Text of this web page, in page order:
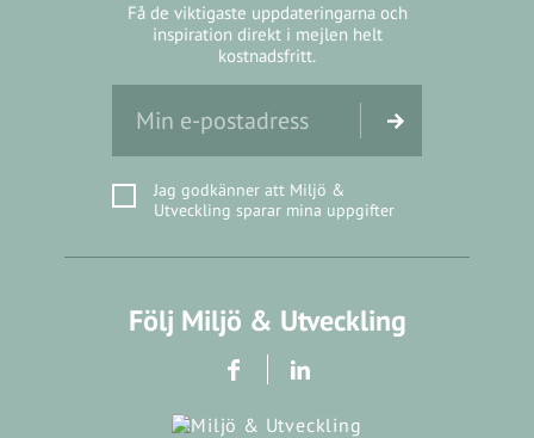
Få de viktigaste uppdateringarna och
inspiration direkt i mejlen helt
kostnadsfritt.
Jag godkänner att Miljö &
Utveckling sparar mina uppgifter
Följ Miljö & Utveckling